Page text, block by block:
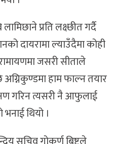
लामिछाने प्रति लक्ष्छीत गर्दै
दायरामा ल्याउँदैमा कोही
जसरी सीताले
हाम फाल्न तयार
गरिन त्यसरी नै आफुलाई
थियो ।